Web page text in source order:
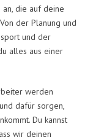
die auf deine
der Planung und
und der
alles aus einer
werden
dafür sorgen,
Du kannst
wir deinen